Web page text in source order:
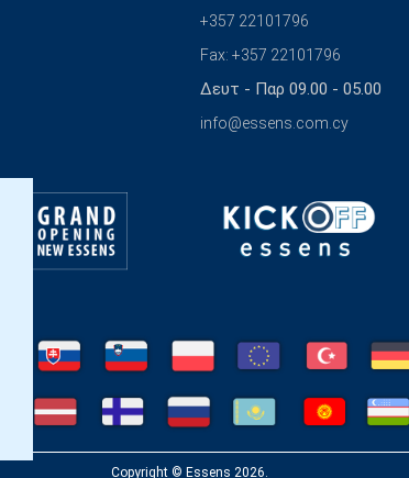
+357 22101796
Fax: +357 22101796
Δευτ - Παρ 09.00 - 05.00
info@essens.com.cy
Copyright © Essens 2026.